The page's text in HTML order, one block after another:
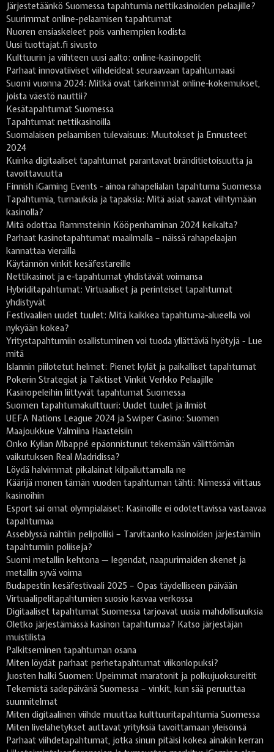
Järjestetäänkö Suomessa tapahtumia nettikasinoiden pelaajille?
Suurimmat online-pelaamisen tapahtumat
Nuoren ensiaskeleet pois vanhempien kodista
Uusi tuottajat.fi sivusto
Kulttuurin ja viihteen uusi aalto: online-kasinopelit
Parhaat innovatiiviset viihdeideat seuraavaan tapahtumaasi
Suomi vuonna 2024: Mitkä ovat tärkeimmät online-kokemukset,
joista väestö nauttii?
Kesätapahtumat Suomessa
Tapahtumat nettikasinoilla
Suomalaisen pelaamisen tulevaisuus: Muutokset ja Ennusteet
2024
Kuinka digitaaliset tapahtumat parantavat bränditietoisuutta ja
tavoittavuutta
Finnish iGaming Events - ainoa rahapelialan tapahtuma Suomessa
Tapahtumia, turnauksia ja tapaksia: Mitä asiat saavat viihtymään
kasinolla?
Mitä odottaa Rammsteinin Kööpenhaminan 2024 keikalta?
Parhaat kasinotapahtumat maailmalla – näissä rahapelaajan
kannattaa vierailla
Käytännön vinkit kesäfestareille
Nettikasinot ja e-tapahtumat yhdistävät voimansa
Hybriditapahtumat: Virtuaaliset ja perinteiset tapahtumat
yhdistyvät
Festivaalien uudet tuulet: Mitä kaikkea tapahtuma-alueella voi
nykyään kokea?
Yritystapahtumiin osallistuminen voi tuoda yllättäviä hyötyjä - Lue
mitä
Islannin piilotetut helmet: Pienet kylät ja paikalliset tapahtumat
Pokerin Strategiat ja Taktiset Vinkit Verkko Pelaajille
Kasinopeleihin liittyvät tapahtumat Suomessa
Suomen tapahtumakulttuuri: Uudet tuulet ja ilmiöt
UEFA Nations League 2024 ja Swiper Casino: Suomen
Maajoukkue Valmiina Haasteisiin
Onko Kylian Mbappé epäonnistunut tekemään välittömän
vaikutuksen Real Madridissa?
Löydä halvimmat pikalainat kilpailuttamalla ne
Käärijä monen tämän vuoden tapahtuman tähti: Nimessä viittaus
kasinoihin
Esport sai omat olympialaiset: Kasinoille ei odotettavissa vastaavaa
tapahtumaa
Asseblyssä nähtiin pelipoliisi – Tarvitaanko kasinoiden järjestämiin
tapahtumiin poliiseja?
Suomi metallin kehtona — legendat, naapurimaiden skenet ja
metallin syvä voima
Budapestin kesäfestivaali 2025 – Opas täydelliseen päivään
Virtuaalipelitapahtumien suosio kasvaa verkossa
Digitaaliset tapahtumat Suomessa tarjoavat uusia mahdollisuuksia
Oletko järjestämässä kasinon tapahtumaa? Katso järjestäjän
muistilista
Palkitseminen tapahtuman osana
Miten löydät parhaat perhetapahtumat viikonlopuksi?
Juosten halki Suomen: Upeimmat maratonit ja polkujuoksureitit
Tekemistä sadepäivänä Suomessa – vinkit, kun sää peruuttaa
suunnitelmat
Miten digitaalinen viihde muuttaa kulttuuritapahtumia Suomessa
Miten livelähetykset auttavat yrityksiä tavoittamaan yleisönsä
Parhaat viihdetapahtumat, jotka sinun pitäisi kokea ainakin kerran